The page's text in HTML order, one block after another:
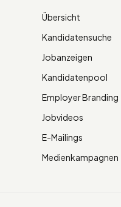
Übersicht
Kandidatensuche
Jobanzeigen
Kandidatenpool
Employer Branding
Jobvideos
E-Mailings
Medienkampagnen